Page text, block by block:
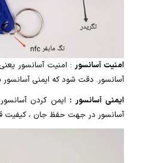
امنیت آسانسور: امنیت آسانسور
آسانسور. دقت شود که ایمنی
ایمنی آسانسور : ایمن کردن
آسانسور در جهت حفظ جان ، کیفیت